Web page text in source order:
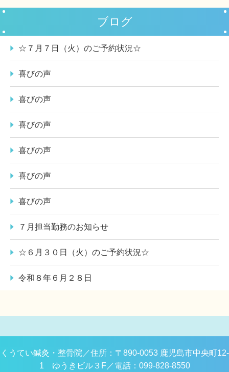
ブログ
☆７月７日（火）のご予約状況☆
喜びの声
喜びの声
喜びの声
喜びの声
喜びの声
喜びの声
７月担当勤務のお知らせ
☆６月３０日（火）のご予約状況☆
令和８年６月２８日
くうてい鍼灸・整骨院／住所：〒890-0053 鹿児島市中央町12-
1 ゆうきビル３F／電話：099-828-8550